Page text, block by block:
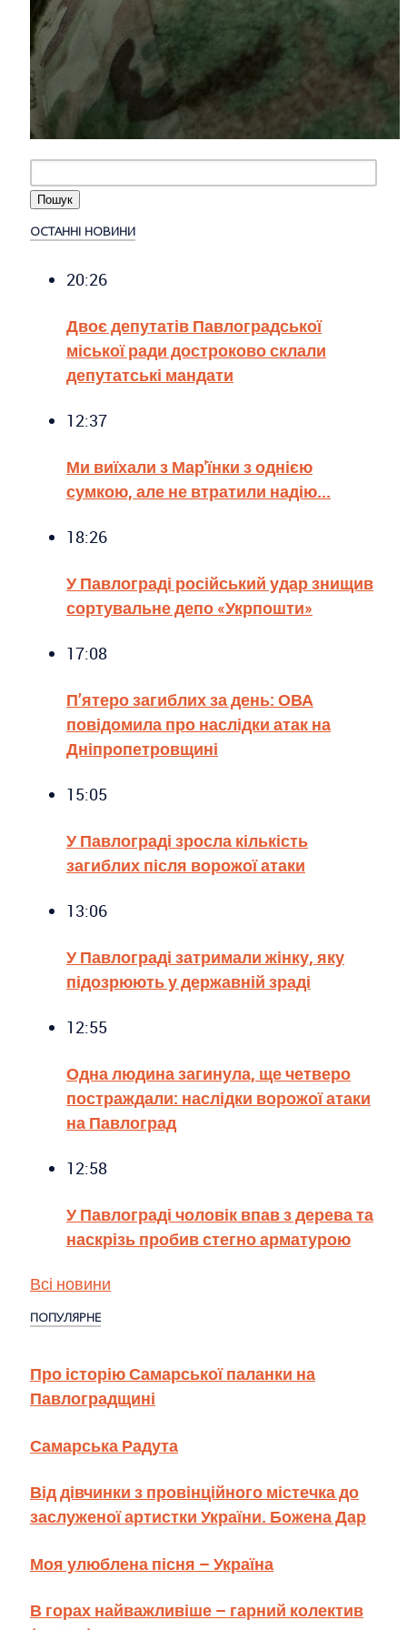
ОСТАННІ НОВИНИ
20:26
Двоє депутатів Павлоградської
міської ради достроково склали
депутатські мандати
12:37
Ми виїхали з Мар'їнки з однією
сумкою, але не втратили надію...
18:26
У Павлограді російський удар знищив
сортувальне депо «Укрпошти»
17:08
П’ятеро загиблих за день: ОВА
повідомила про наслідки атак на
Дніпропетровщині
15:05
У Павлограді зросла кількість
загиблих після ворожої атаки
13:06
У Павлограді затримали жінку, яку
підозрюють у державній зраді
12:55
Одна людина загинула, ще четверо
постраждали: наслідки ворожої атаки
на Павлоград
12:58
У Павлограді чоловік впав з дерева та
наскрізь пробив стегно арматурою
Всі новини
ПОПУЛЯРНЕ
Про історію Самарської паланки на
Павлоградщині
Самарська Радута
Від дівчинки з провінційного містечка до
заслуженої артистки України. Божена Дар
Моя улюблена пісня – Україна
В горах найважливіше – гарний колектив